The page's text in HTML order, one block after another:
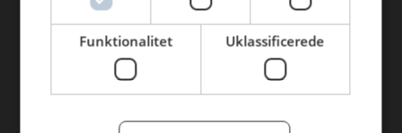
BLUS 16. udgave
Funktionalitet Uklassificerede